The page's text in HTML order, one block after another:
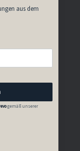
aus dem
gemäß unserer